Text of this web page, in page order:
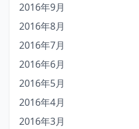
2016年9月
2016年8月
2016年7月
2016年6月
2016年5月
2016年4月
2016年3月